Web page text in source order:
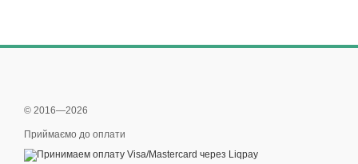
© 2016—2026
Приймаємо до оплати